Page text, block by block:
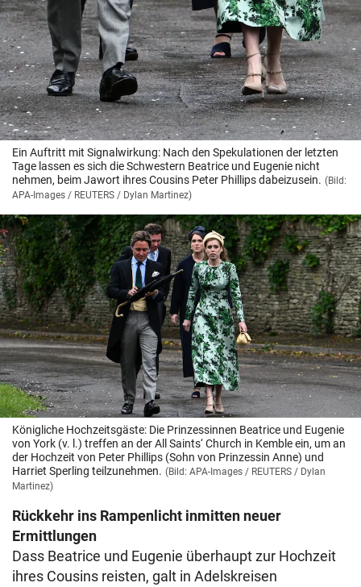
Ein Auftritt mit Signalwirkung: Nach den Spekulationen der letzten
Tage lassen es sich die Schwestern Beatrice und Eugenie nicht
nehmen, beim Jawort ihres Cousins Peter Phillips dabeizusein. (Bild:
APA-Images / REUTERS / Dylan Martinez)
Königliche Hochzeitsgäste: Die Prinzessinnen Beatrice und Eugenie
von York (v. l.) treffen an der All Saints‘ Church in Kemble ein, um an
der Hochzeit von Peter Phillips (Sohn von Prinzessin Anne) und
Harriet Sperling teilzunehmen. (Bild: APA-Images / REUTERS / Dylan
Martinez)
Rückkehr ins Rampenlicht inmitten neuer
Ermittlungen
Dass Beatrice und Eugenie überhaupt zur Hochzeit
ihres Cousins reisten, galt in Adelskreisen